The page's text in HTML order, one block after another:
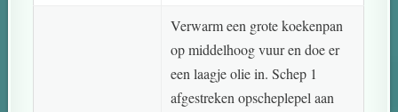
Verwarm een grote koekenpan
op middelhoog vuur en doe er
een laagje olie in. Schep 1
afgestreken opscheplepel aan